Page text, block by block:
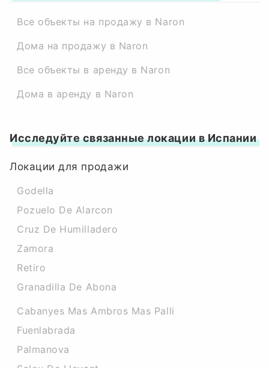
Все объекты на продажу в Naron
Дома на продажу в Naron
Все объекты в аренду в Naron
Дома в аренду в Naron
Исследуйте связанные локации в Испании
Локации для продажи
Godella
Pozuelo De Alarcon
Cruz De Humilladero
Zamora
Retiro
Granadilla De Abona
Cabanyes Mas Ambros Mas Palli
Fuenlabrada
Palmanova